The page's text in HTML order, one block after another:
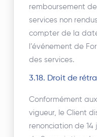
remboursement
services non
compter de la
l’événement de
des services.
3.18. Droit de
Conformément
vigueur, le Client
renonciation de